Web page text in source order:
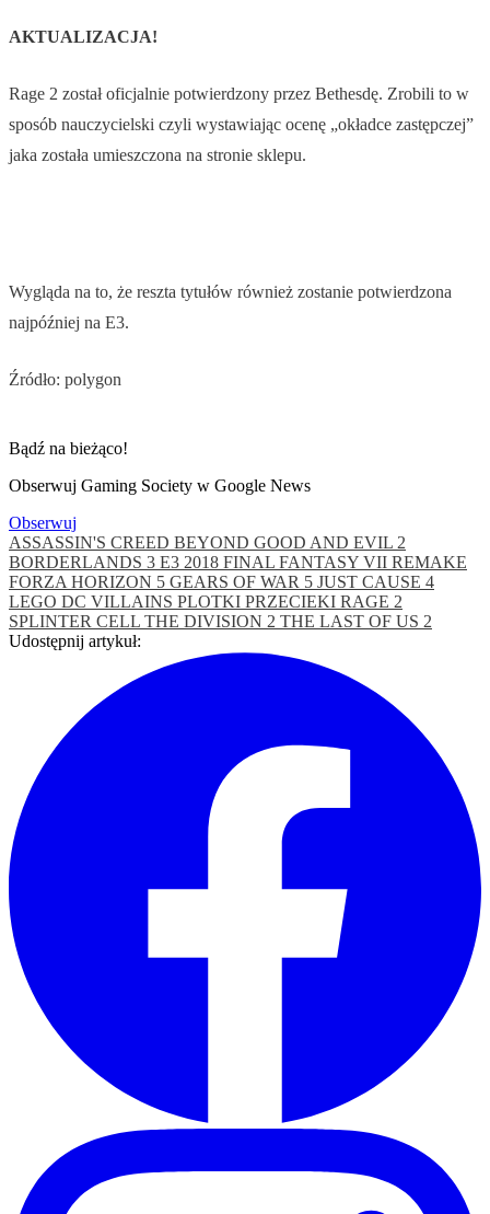
AKTUALIZACJA!
Rage 2 został oficjalnie potwierdzony przez Bethesdę. Zrobili to w
sposób nauczycielski czyli wystawiając ocenę „okładce zastępczej”
jaka została umieszczona na stronie sklepu.
Wygląda na to, że reszta tytułów również zostanie potwierdzona
najpóźniej na E3.
Źródło: polygon
Bądź na bieżąco!
Obserwuj Gaming Society w Google News
Obserwuj
ASSASSIN'S CREED BEYOND GOOD AND EVIL 2
BORDERLANDS 3 E3 2018 FINAL FANTASY VII REMAKE
FORZA HORIZON 5 GEARS OF WAR 5 JUST CAUSE 4
LEGO DC VILLAINS PLOTKI PRZECIEKI RAGE 2
SPLINTER CELL THE DIVISION 2 THE LAST OF US 2
Udostępnij artykuł: